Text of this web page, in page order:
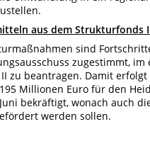
aus dem Strukturfonds
sind
zugestimmt,
zu beantragen. Damit
Millionen Euro für den
bekräftigt, wonach auch
werden sollen.